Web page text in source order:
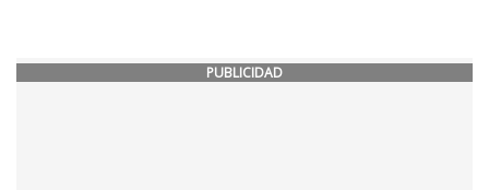
PUBLICIDAD